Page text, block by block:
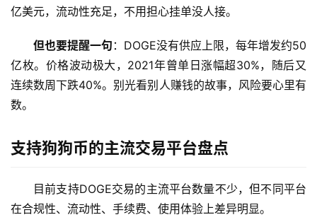
亿美元，流动性充足，不用担心挂单没人接。
但也要提醒一句 ：DOGE没有供应上限，每年增发约50
亿枚。价格波动极大，2021年曾单日涨幅超30%，随后又
连续数周下跌40%。别光看别人赚钱的故事，风险要心里有
数。
支持狗狗币的主流交易平台盘点
目前支持DOGE交易的主流平台数量不少，但不同平台
在合规性、流动性、手续费、使用体验上差异明显。